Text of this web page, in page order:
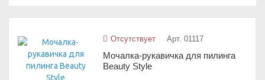
Отсутствует Арт. 01117
Мочалка-рукавичка для пилинга
Beauty Style